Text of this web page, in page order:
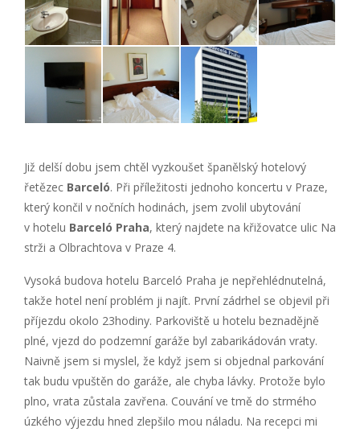
Již delší dobu jsem chtěl vyzkoušet španělský hotelový
řetězec Barceló. Při příležitosti jednoho koncertu v Praze,
který končil v nočních hodinách, jsem zvolil ubytování
v hotelu Barceló Praha, který najdete na křižovatce ulic Na
strži a Olbrachtova v Praze 4.
Vysoká budova hotelu Barceló Praha je nepřehlédnutelná,
takže hotel není problém ji najít. První zádrhel se objevil při
příjezdu okolo 23hodiny. Parkoviště u hotelu beznadějně
plné, vjezd do podzemní garáže byl zabarikádován vraty.
Naivně jsem si myslel, že když jsem si objednal parkování
tak budu vpuštěn do garáže, ale chyba lávky. Protože bylo
plno, vrata zůstala zavřena. Couvání ve tmě do strmého
úzkého výjezdu hned zlepšilo mou náladu. Na recepci mi